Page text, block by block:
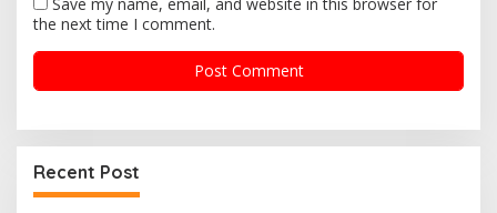
the next time I comment.
Recent Post